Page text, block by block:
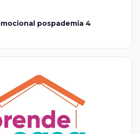
pospademia 4